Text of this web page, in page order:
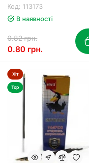
Код: 113173
В наявності
0.82 грн.
0.80 грн.
Хіт
Top